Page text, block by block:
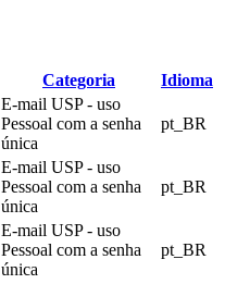
Categoria Idioma
E-mail USP - uso
Pessoal com a senha
única
pt_BR
E-mail USP - uso
Pessoal com a senha
única
pt_BR
E-mail USP - uso
Pessoal com a senha
única
pt_BR